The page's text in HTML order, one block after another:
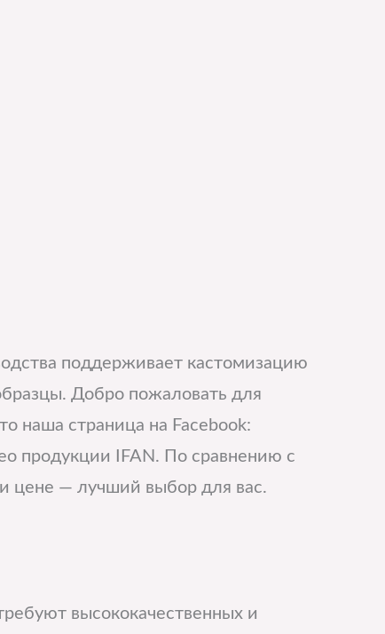
поддерживает кастомизацию
Добро пожаловать для
наша страница на Facebook:
продукции IFAN. По сравнению с
цене — лучший выбор для вас.
высококачественных и